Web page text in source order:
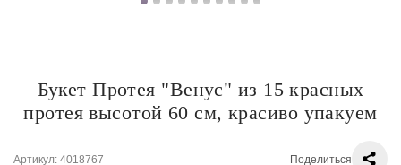
Букет Протея "Венус" из 15 красных
протея высотой 60 см, красиво упакуем
Артикул: 4018767 Поделиться